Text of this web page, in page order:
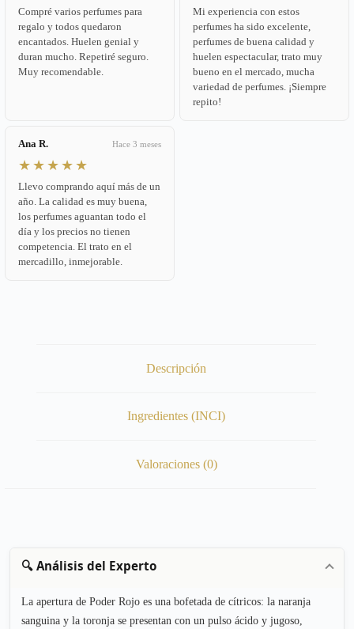
Compré varios perfumes para
regalo y todos quedaron
encantados. Huelen genial y
duran mucho. Repetiré seguro.
Muy recomendable.
Mi experiencia con estos
perfumes ha sido excelente,
perfumes de buena calidad y
huelen espectacular, trato muy
bueno en el mercado, mucha
variedad de perfumes. ¡Siempre
repito!
Ana R. Hace 3 meses
★★★★★
Llevo comprando aquí más de un
año. La calidad es muy buena,
los perfumes aguantan todo el
día y los precios no tienen
competencia. El trato en el
mercadillo, inmejorable.
Descripción
Ingredientes (INCI)
Valoraciones (0)
🔍 Análisis del Experto
La apertura de Poder Rojo es una bofetada de cítricos: la naranja
sanguina y la toronja se presentan con un pulso ácido y jugoso,